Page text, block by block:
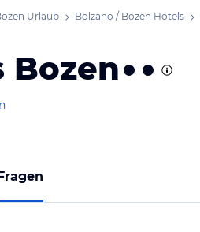
Urlaub Bolzano / Bozen Hotels
Bozen